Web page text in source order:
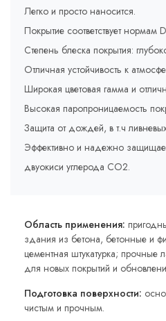
Легко и просто наносится.
Покрытие соответствует нормам
Степень блеска покрытия:
Отличная устойчивость к
Широкая цветовая гамма и
Высокая паропроницаемость
Защита от дождей, в т.ч
Эффективно и надежно
двуокиси углерода СО2.
Область применения:
здания из бетона, бетонные и
цементная штукатурка; прочные
для новых покрытий и
Подготовка поверхности:
чистым и прочным.